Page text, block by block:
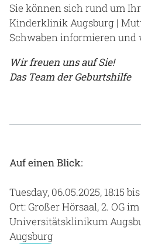
Sie können sich rund um
Kinderklinik Augsburg |
Schwaben informieren und
Wir freuen uns auf Sie!
Das Team der Geburtshilfe
Auf einen Blick:
Tuesday, 06.05.2025, 18:15 bis
Ort: Großer Hörsaal, 2. OG
Universitätsklinikum
Augsburg